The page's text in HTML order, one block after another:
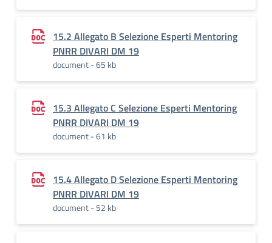
15.2 Allegato B Selezione Esperti Mentoring
PNRR DIVARI DM 19
document - 65 kb
15.3 Allegato C Selezione Esperti Mentoring
PNRR DIVARI DM 19
document - 61 kb
15.4 Allegato D Selezione Esperti Mentoring
PNRR DIVARI DM 19
document - 52 kb